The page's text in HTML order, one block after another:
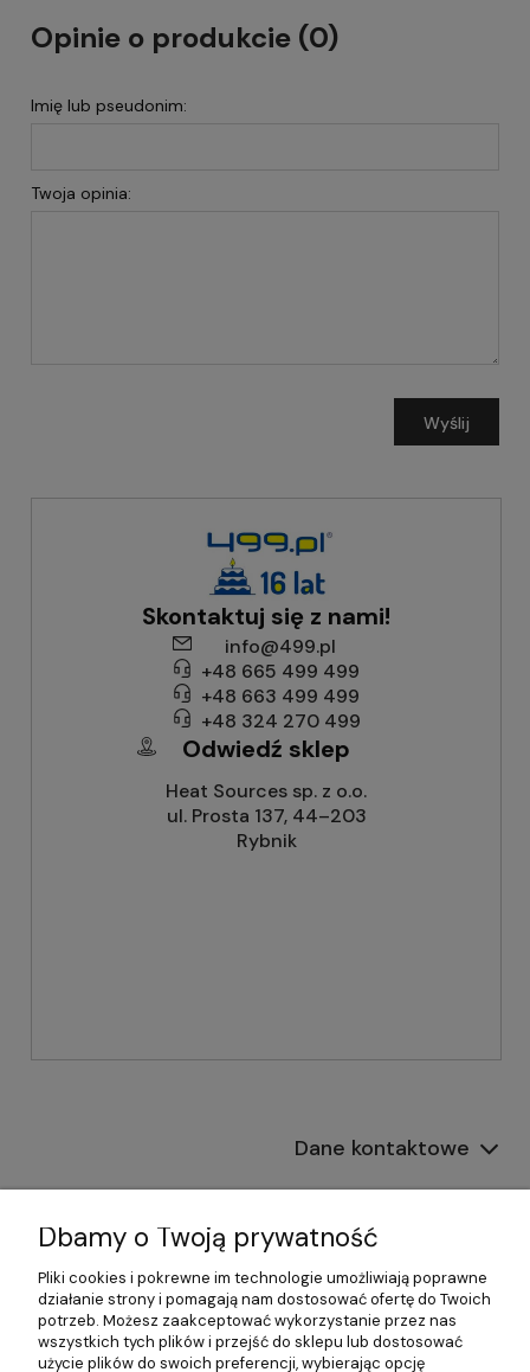
Opinie o produkcie (0)
Imię lub pseudonim:
Twoja opinia:
Wyślij
Skontaktuj się z nami!
info@499.pl
+48 665 499 499
+48 663 499 499
+48 324 270 499
Odwiedź sklep
Heat Sources sp. z o.o.
ul. Prosta 137, 44–203
Rybnik
Dane kontaktowe
Płatności i dostawa
Pomoc
Moje konto
Dbamy o Twoją prywatność
Pliki cookies i pokrewne im technologie umożliwiają poprawne
działanie strony i pomagają nam dostosować ofertę do Twoich
potrzeb. Możesz zaakceptować wykorzystanie przez nas
wszystkich tych plików i przejść do sklepu lub dostosować
użycie plików do swoich preferencji, wybierając opcję